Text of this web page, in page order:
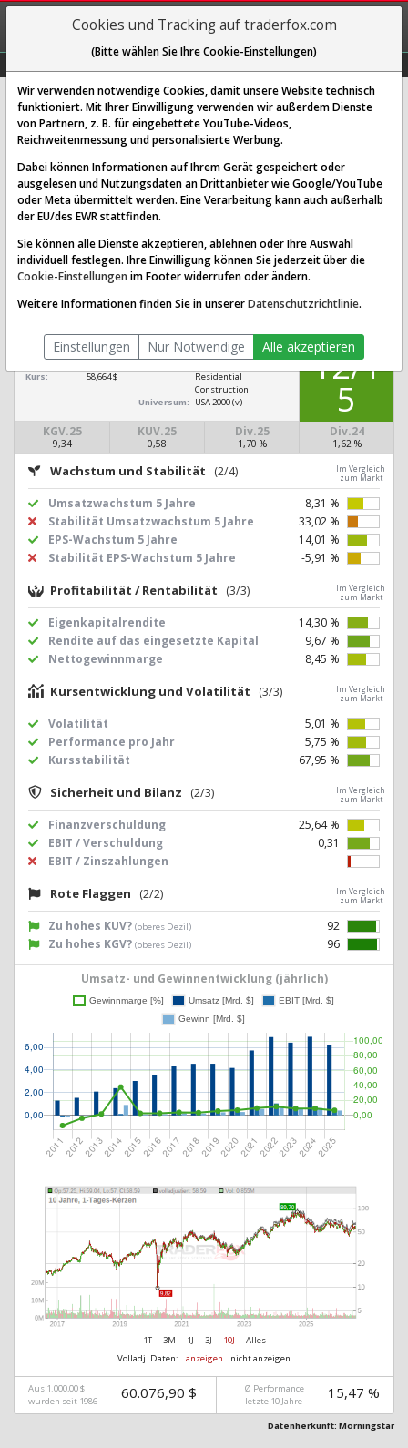
REGIS-
TRIEREN
KB Home Aktie: Realtime-Kurs &
Analyse (876635 | KBH)
SCORING SYSTEMS:
Qualitäts-Check Dividenden-Check
Wachstums-Check
Robustheits-Check
Qualitäts-Check:Ist die Aktie zum Investieren
Infos zum Score
KB Home[KBH 876635 US48666K1097]
Börsenwert: 3,592 Mrd. $
Kurs:
58,664 $
Sektor:
Consumer Cyclical /
Residential
Construction
Universum:
USA 2000 (v)
KGV.25
9,34
KUV.25
0,58
Div.25
1,70 %
Div.24
1,62 %
12/1
5
Wachstum und Stabilität (2/4)
Im Vergleich
zum Markt
Umsatzwachstum 5 Jahre
8,31 %
Stabilität Umsatzwachstum 5 Jahre
33,02 %
EPS-Wachstum 5 Jahre
14,01 %
Stabilität EPS-Wachstum 5 Jahre
-5,91 %
Profitabilität / Rentabilität (3/3)
Im Vergleich
zum Markt
Eigenkapitalrendite
14,30 %
Rendite auf das eingesetzte Kapital
9,67 %
Nettogewinnmarge
8,45 %
Kursentwicklung und Volatilität (3/3)
Im Vergleich
zum Markt
Volatilität
5,01 %
Performance pro Jahr
5,75 %
Kursstabilität
67,95 %
Sicherheit und Bilanz (2/3)
Im Vergleich
zum Markt
Finanzverschuldung
25,64 %
EBIT / Verschuldung
0,31
EBIT / Zinszahlungen
-
Rote Flaggen (2/2)
Im Vergleich
zum Markt
Zu hohes KUV? (oberes Dezil)
92
Zu hohes KGV? (oberes Dezil) 96
Umsatz- und Gewinnentwicklung (jährlich)
1T 3M 1J 3J 10J
Alles
Volladj. Daten:
anzeigen nicht anzeigen
Aus 1.000,00 $
wurden seit 1986
60.076,90 $
Ø Performance
letzte 10 Jahre
15,47 %
Datenherkunft: Morningstar
Cookies und Tracking auf traderfox.com
(Bitte wählen Sie Ihre Cookie-Einstellungen)
Wir verwenden notwendige Cookies, damit unsere Website technisch
funktioniert. Mit Ihrer Einwilligung verwenden wir außerdem Dienste
von Partnern, z. B. für eingebettete YouTube-Videos,
Reichweitenmessung und personalisierte Werbung.
Dabei können Informationen auf Ihrem Gerät gespeichert oder
ausgelesen und Nutzungsdaten an Drittanbieter wie Google/YouTube
oder Meta übermittelt werden. Eine Verarbeitung kann auch außerhalb
der EU/des EWR stattfinden.
Sie können alle Dienste akzeptieren, ablehnen oder Ihre Auswahl
individuell festlegen. Ihre Einwilligung können Sie jederzeit über die
Cookie-Einstellungen im Footer widerrufen oder ändern.
Weitere Informationen finden Sie in unsererDatenschutzrichtlinie.
Einstellungen Nur Notwendige Alle akzeptieren